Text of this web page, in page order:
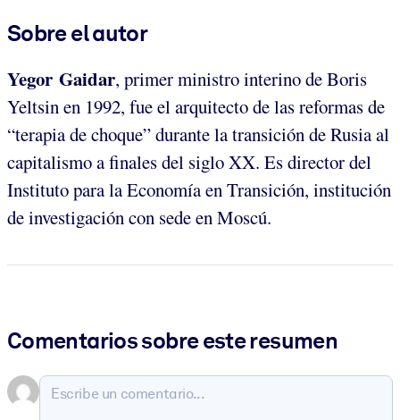
Sobre el autor
Yegor Gaidar, primer ministro interino de Boris
Yeltsin en 1992, fue el arquitecto de las reformas de
“terapia de choque” durante la transición de Rusia al
capitalismo a finales del siglo XX. Es director del
Instituto para la Economía en Transición, institución
de investigación con sede en Moscú.
Comentarios sobre este resumen